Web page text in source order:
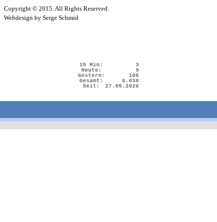
Copyright © 2015. All Rights Reserved.
Webdesign by Serge Schmid
15 Min:
3
Heute:
9
Gestern:
106
Gesamt:
6.030
Seit:
27.05.2026